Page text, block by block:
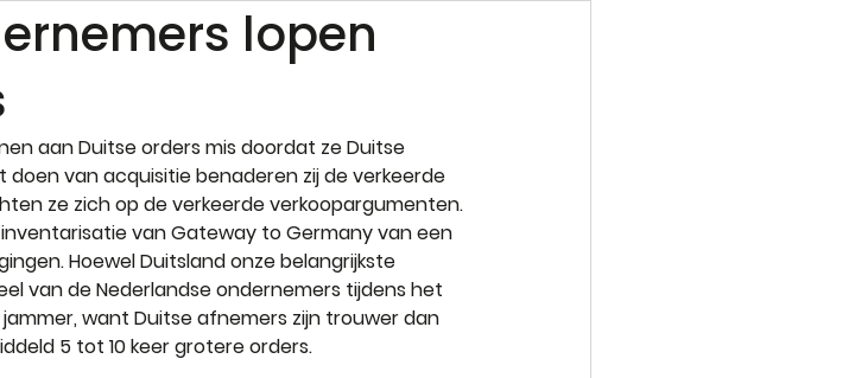
lopen
aan Duitse orders mis doordat ze Duitse
doen van acquisitie benaderen zij de verkeerde
ze zich op de verkeerde verkoopargumenten.
van Gateway to Germany van een
Hoewel Duitsland onze belangrijkste
van de Nederlandse ondernemers tijdens het
want Duitse afnemers zijn trouwer dan
5 tot 10 keer grotere orders.